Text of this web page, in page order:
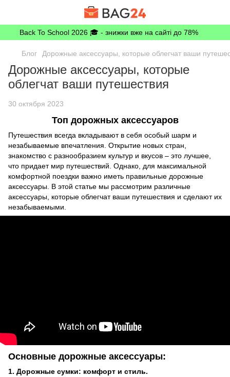
Back To School 2026 🎓 - знижки вже на сайті до 78%
Блог Дорожные аксессуары, которые облегчат ваши
Дорожные аксессуары, которые
облегчат ваши путешествия
30 октября 2023
Топ дорожных аксессуаров
Путешествия всегда вкладывают в себя особый шарм и
незабываемые впечатления. Открытие новых стран,
знакомство с разнообразием культур и вкусов – это лучшее,
что придает мир путешествий. Однако, для максимальной
комфортной поездки важно иметь правильные дорожные
аксессуары. В этой статье мы рассмотрим различные
аксессуары, которые облегчат ваши путешествия и сделают их
незабываемыми.
Основные дорожные аксессуары:
1. Дорожные сумки: комфорт и стиль.